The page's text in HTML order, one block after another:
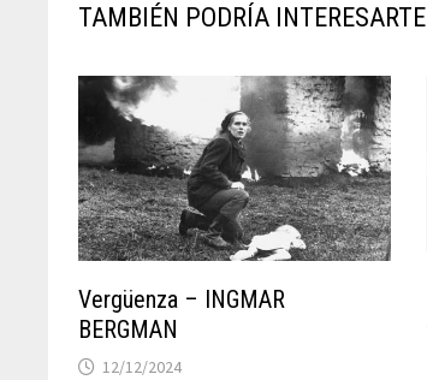
TAMBIÉN PODRÍA INTERESARTE
Vergüenza – INGMAR
BERGMAN
12/12/2024